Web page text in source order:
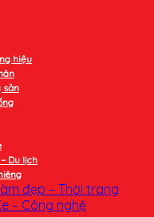
hiệu
sản
Du lịch
đẹp – Thời trang
– Công nghệ